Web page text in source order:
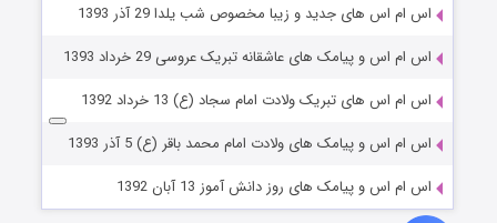
اس ام اس های جدید و زیبا مخصوص شب یلدا 29 آذر 1393
اس ام اس و پیامک های عاشقانه تبریک عروسی 29 خرداد 1393
اس ام اس های تبریک ولادت امام سجاد (ع) 13 خرداد 1392
اس ام اس و پیامک های ولادت امام محمد باقر (ع) 5 آذر 1393
اس ام اس و پیامک های روز دانش آموز 13 آبان 1392